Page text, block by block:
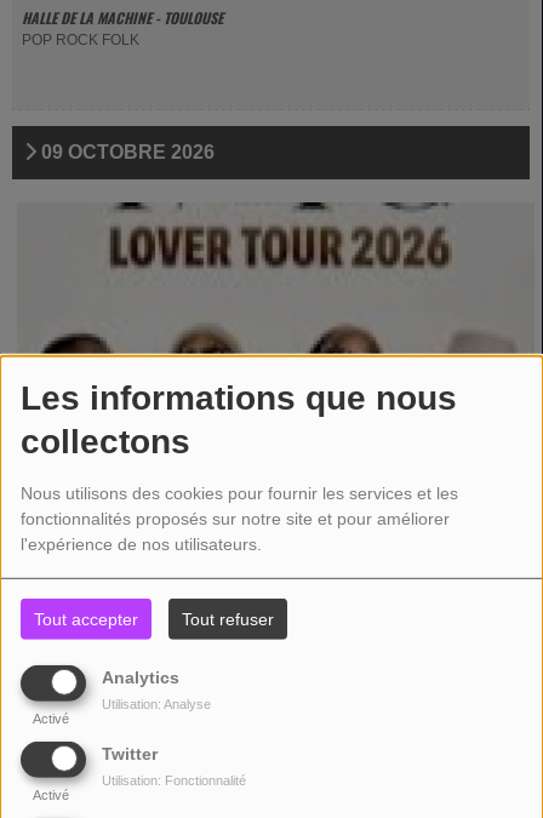
Les informations que nous
collectons
Nous utilisons des cookies pour fournir les services et les
fonctionnalités proposés sur notre site et pour améliorer
l'expérience de nos utilisateurs.
Tout accepter Tout refuser
Analytics
Activé
Utilisation: Analyse
Twitter
Activé
Utilisation: Fonctionnalité
HALLE DE LA MACHINE - TOULOUSE
POP ROCK FOLK
09 OCTOBRE 2026
POETIC LOVER - EN CONCERT
ESPACE DOLLFUS NOACK - SAUSHEIM
RNB SOUL FUNK DISCO